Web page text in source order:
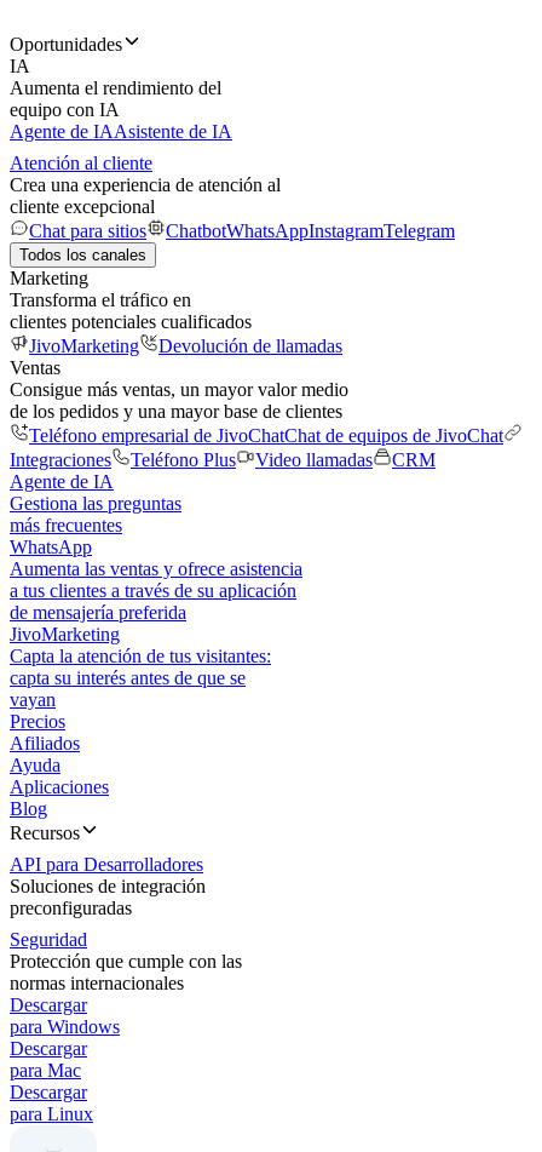
Oportunidades
IA
Aumenta el rendimiento del
equipo con IA
Agente de IAAsistente de IA
Atención al cliente
Crea una experiencia de atención al
cliente excepcional
Chat para sitios
ChatbotWhatsAppInstagramTelegram
Todos los canales
Marketing
Transforma el tráfico en
clientes potenciales cualificados
JivoMarketing
Devolución de llamadas
Ventas
Consigue más ventas, un mayor valor medio
de los pedidos y una mayor base de clientes
Teléfono empresarial de JivoChatChat de equipos de JivoChat
Integraciones
Teléfono Plus Video llamadas
CRM
Agente de IA
Gestiona las preguntas
más frecuentes
WhatsApp
Aumenta las ventas y ofrece asistencia
a tus clientes a través de su aplicación
de mensajería preferida
JivoMarketing
Capta la atención de tus visitantes:
capta su interés antes de que se
vayan
Precios
Afiliados
Ayuda
Aplicaciones
Blog
Recursos
API para Desarrolladores
Soluciones de integración
preconfiguradas
Seguridad
Protección que cumple con las
normas internacionales
Descargar
para Windows
Descargar
para Mac
Descargar
para Linux